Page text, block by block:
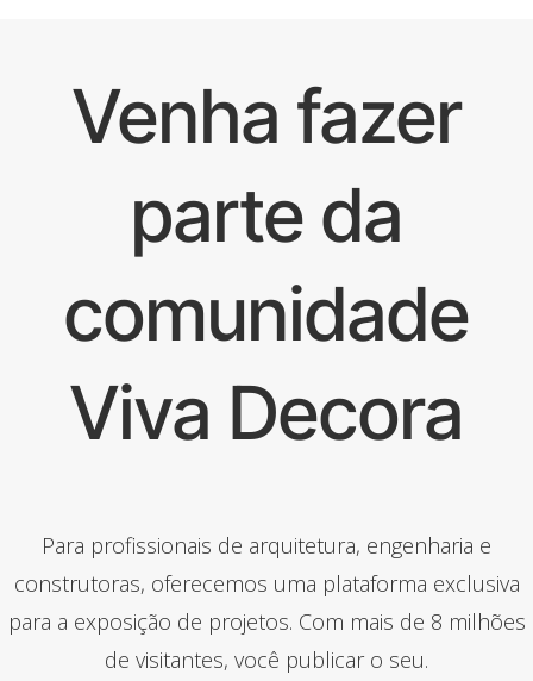
Venha fazer
parte da
comunidade
Viva Decora
Para profissionais de arquitetura, engenharia e
construtoras, oferecemos uma plataforma exclusiva
para a exposição de projetos. Com mais de 8 milhões
de visitantes, você publicar o seu.